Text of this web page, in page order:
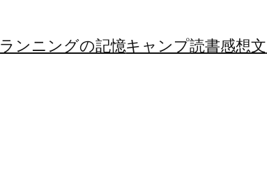
ランニングの記憶キャンプ読書感想文